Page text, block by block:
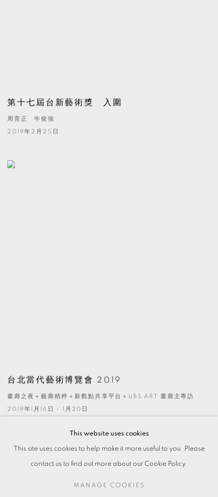
第十七屆台新藝術獎 入圍
周育正 牛俊強
2019年2月25日
台北當代藝術博覽會 2019
畫廊之夜＋藝廊精粹＋新觀點共享平台＋UBS ART 畫廊主專訪
2019年1月16日 - 1月20日
This website uses cookies
This site uses cookies to help make it more useful to you. Please
contact us to find out more about our Cookie Policy.
MANAGE COOKIES